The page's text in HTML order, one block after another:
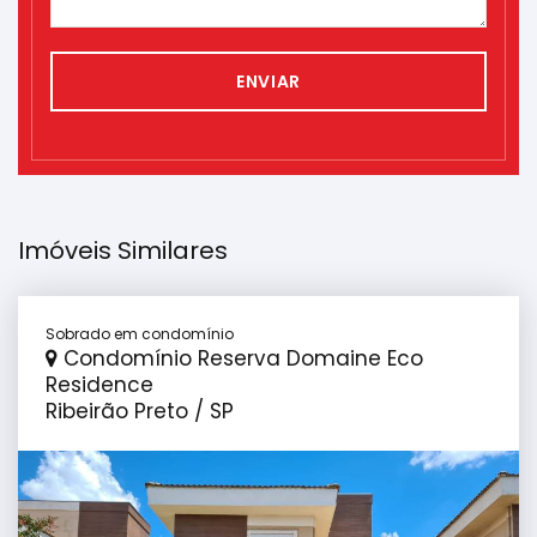
ENVIAR
Imóveis Similares
Sobrado em condomínio
Condomínio Reserva Domaine Eco
Residence
Ribeirão Preto / SP